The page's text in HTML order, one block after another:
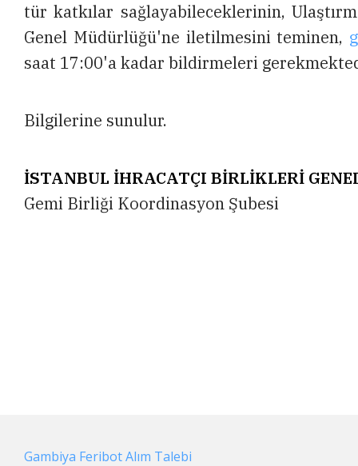
tür katkılar sağlayabileceklerinin,
Genel Müdürlüğü'ne iletilmesini teminen,
saat 17:00'a kadar bildirmeleri
Bilgilerine sunulur.
İSTANBUL İHRACATÇI BİRLİKLERİ
Gemi Birliği Koordinasyon Şubesi
Gambiya Feribot Alım Talebi